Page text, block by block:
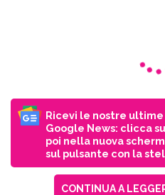
Ricevi le nostre
Google News: clicca su
poi nella nuova
sul pulsante con la
CONTINUA A